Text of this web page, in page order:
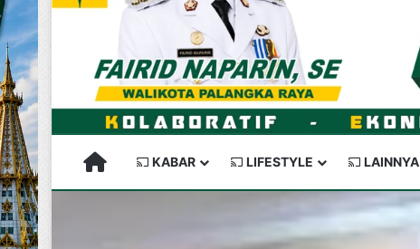
PALANGKARAYA SEMAKIN KEREN
KABAR LIFESTYLE LAINNYA